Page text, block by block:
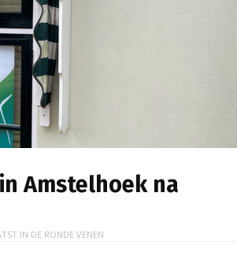
Amstelhoek na
IN DE RONDE VENEN